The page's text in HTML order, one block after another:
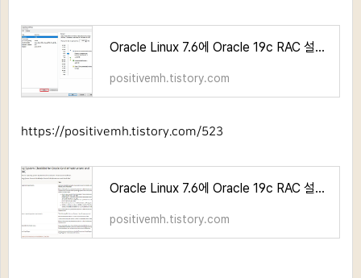
Oracle Linux 7.6에 Oracle 19c RAC 설치 가이드_Part 1
positivemh.tistory.com
https://positivemh.tistory.com/523
Oracle Linux 7.6에 Oracle 19c RAC 설치 가이드_Part 2
positivemh.tistory.com